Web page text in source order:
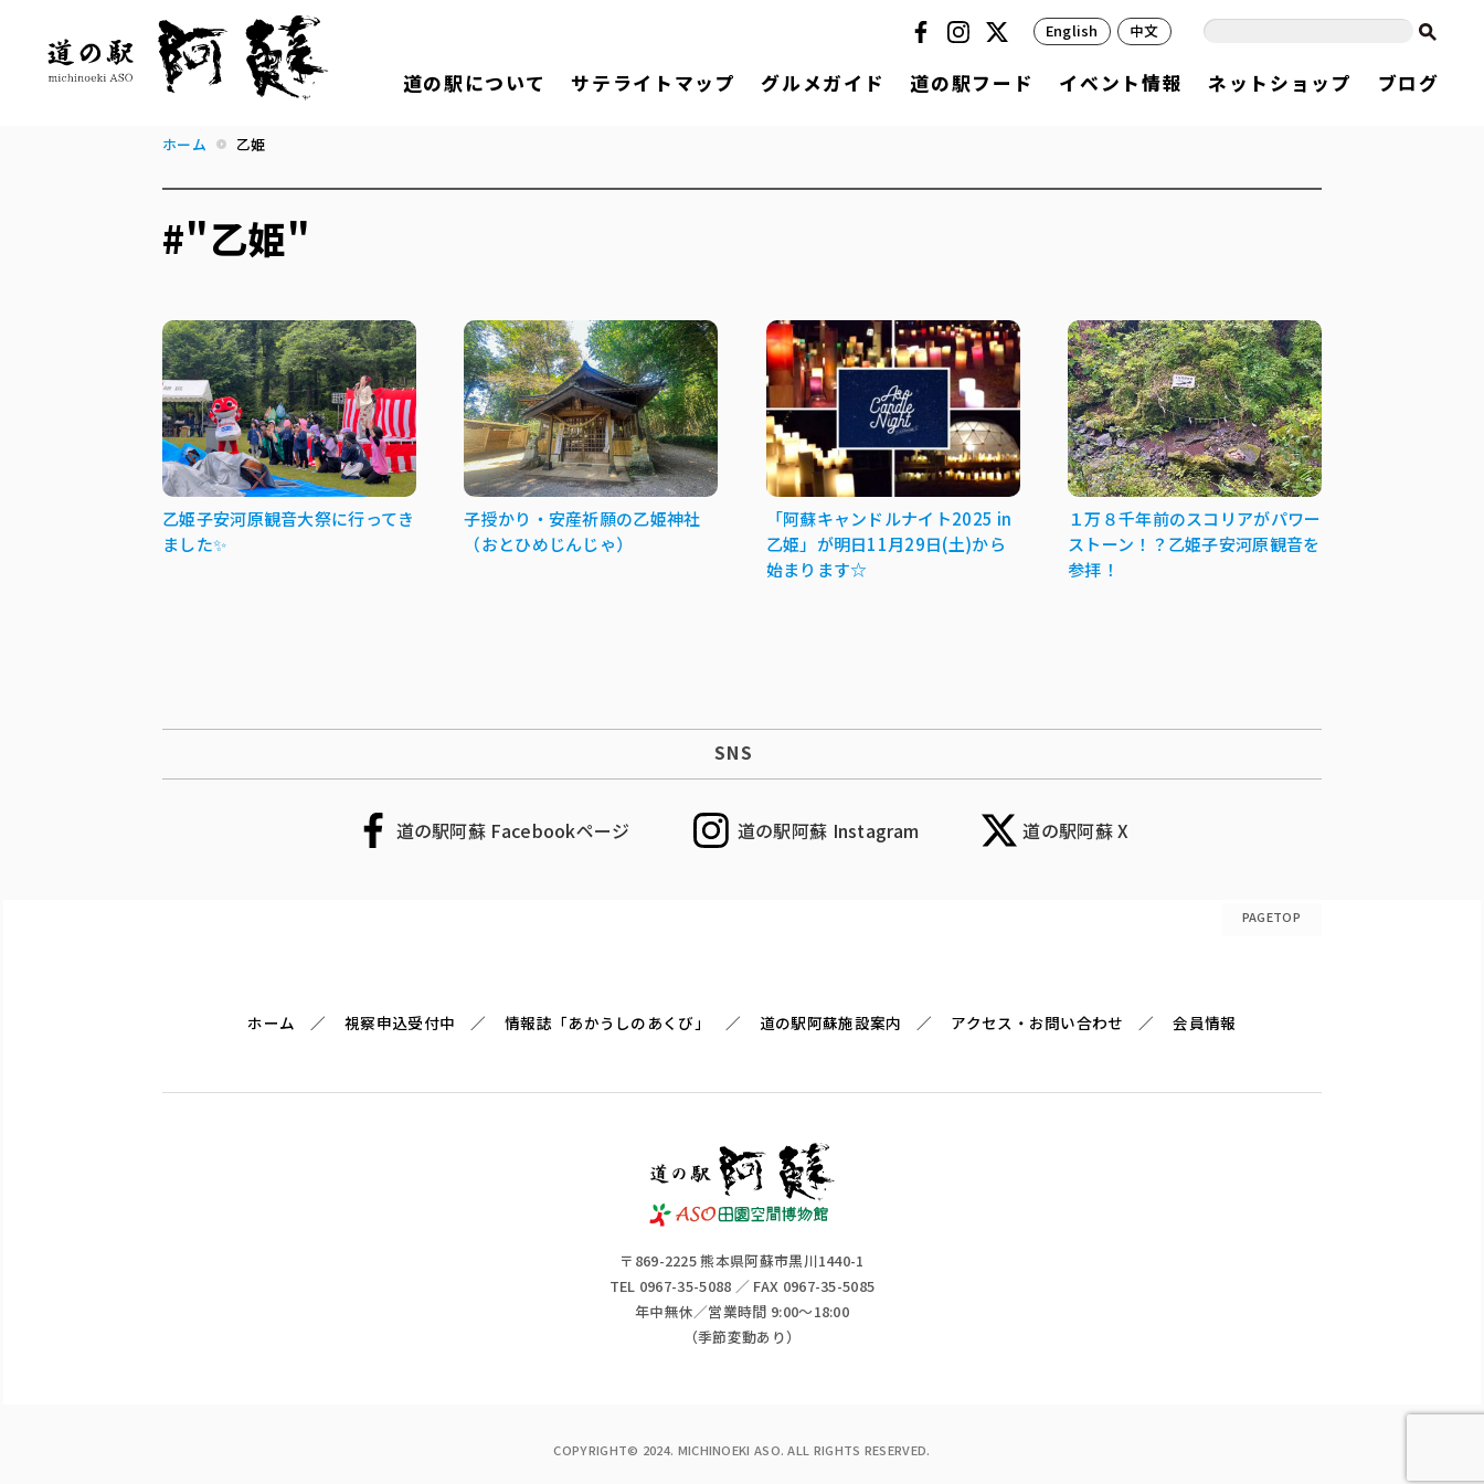
道の駅について サテライトマップ グルメガイド 道の駅フード イベント情報 ネットショップ ブログ
English 中文
ホーム 乙姫
#"乙姫"
乙姫子安河原観音大祭に行ってき
ました✨
子授かり・安産祈願の乙姫神社
（おとひめじんじゃ）
「阿蘇キャンドルナイト2025 in
乙姫」が明日11月29日(土)から
始まります☆
１万８千年前のスコリアがパワー
ストーン！？乙姫子安河原観音を
参拝！
SNS
道の駅阿蘇 Facebookページ 道の駅阿蘇 Instagram 道の駅阿蘇 X
PAGETOP
ホーム 視察申込受付中 情報誌「あかうしのあくび」 道の駅阿蘇施設案内 アクセス・お問い合わせ 会員情報
〒869-2225 熊本県阿蘇市黒川1440-1
TEL 0967-35-5088 ／ FAX 0967-35-5085
年中無休／営業時間 9:00～18:00
（季節変動あり）
COPYRIGHT© 2024. MICHINOEKI ASO. ALL RIGHTS RESERVED.